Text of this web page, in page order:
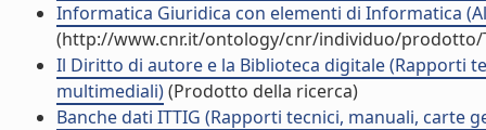
Informatica Giuridica con elementi di Informatica
(http://www.cnr.it/ontology/cnr/individuo/prodotto/
Il Diritto di autore e la Biblioteca digitale (Rapporti
multimediali)(Prodotto della ricerca)
Banche dati ITTIG (Rapporti tecnici, manuali,